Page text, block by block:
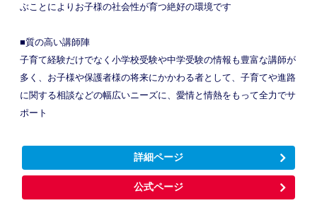
ぶことによりお子様の社会性が育つ絶好の環境です
■質の高い講師陣
子育て経験だけでなく小学校受験や中学受験の情報も豊富な講師が
多く、お子様や保護者様の将来にかかわる者として、子育てや進路
に関する相談などの幅広いニーズに、愛情と情熱をもって全力でサ
ポート
詳細ページ
公式ページ